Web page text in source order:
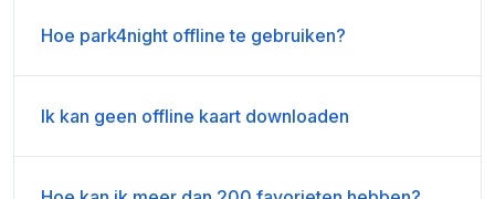
Hoe park4night offline te gebruiken?
Ik kan geen offline kaart downloaden